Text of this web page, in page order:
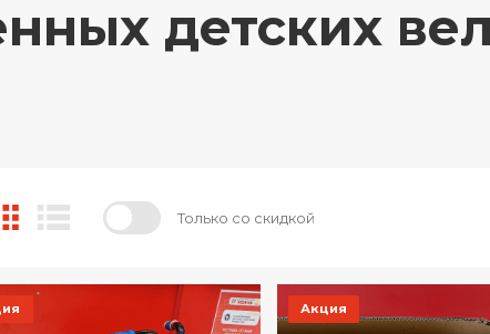
детских
Только со скидкой
Акция